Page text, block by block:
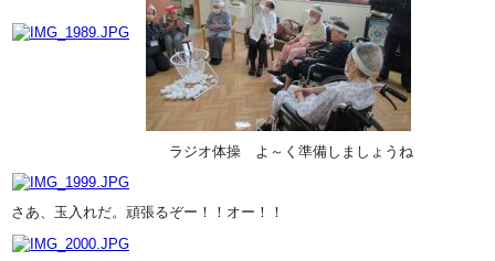
ラジオ体操 よ～く準備しましょうね
さあ、玉入れだ。頑張るぞー！！オー！！